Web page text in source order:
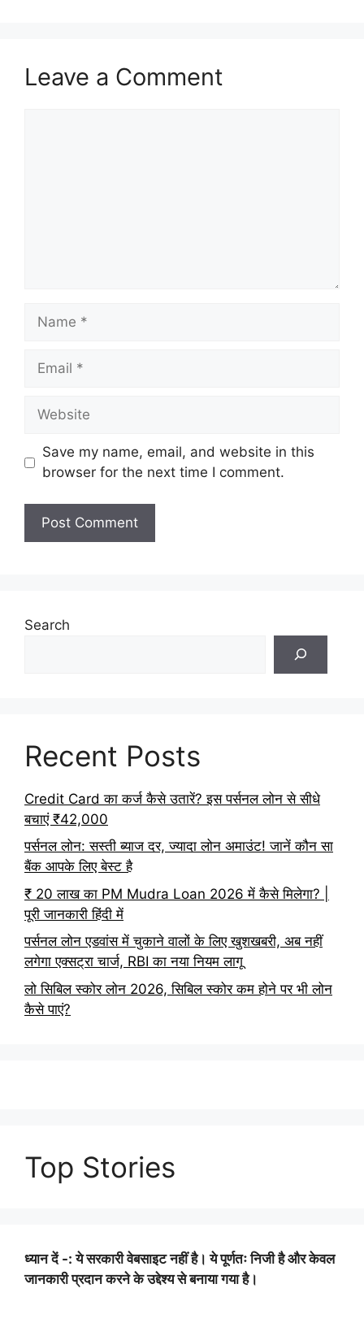
Leave a Comment
Name
Email
Website
Save my name, email, and website in this
browser for the next time I comment.
Search
Recent Posts
Credit Card का कर्ज कैसे उतारें? इस पर्सनल लोन से सीधे
बचाएं ₹42,000
पर्सनल लोन: सस्ती ब्याज दर, ज्यादा लोन अमाउंट! जानें कौन सा
बैंक आपके लिए बेस्ट है
₹ 20 लाख का PM Mudra Loan 2026 में कैसे मिलेगा? |
पूरी जानकारी हिंदी में
पर्सनल लोन एडवांस में चुकाने वालों के लिए खुशखबरी, अब नहीं
लगेगा एक्सट्रा चार्ज, RBI का नया नियम लागू
लो सिबिल स्कोर लोन 2026, सिबिल स्कोर कम होने पर भी लोन
कैसे पाएं?
Top Stories
ध्यान दें -: ये सरकारी वेबसाइट नहीं है। ये पूर्णतः निजी है और केवल
जानकारी प्रदान करने के उद्देश्य से बनाया गया है।